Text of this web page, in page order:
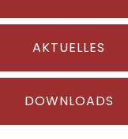
AKTUELLES
DOWNLOADS